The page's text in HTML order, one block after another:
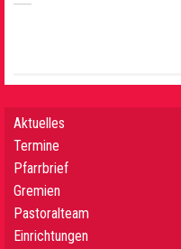
Aktuelles
Termine
Pfarrbrief
Gremien
Pastoralteam
Einrichtungen